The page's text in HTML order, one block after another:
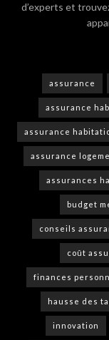
d’experts et
assurance
assurance
assurance
assurance
assurances
budget
conseils
coût
finances
hausse des
innovation